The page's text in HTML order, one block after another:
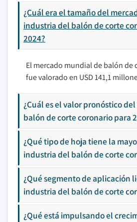
¿Cuál era el tamaño del
industria del balón de corte
2024?
El mercado mundial de balón de
fue valorado en USD 141,1
¿Cuál es el valor pronóstico
balón de corte coronario para
¿Qué tipo de hoja tiene la
industria del balón de corte
¿Qué segmento de aplicación
industria del balón de corte
¿Qué está impulsando el